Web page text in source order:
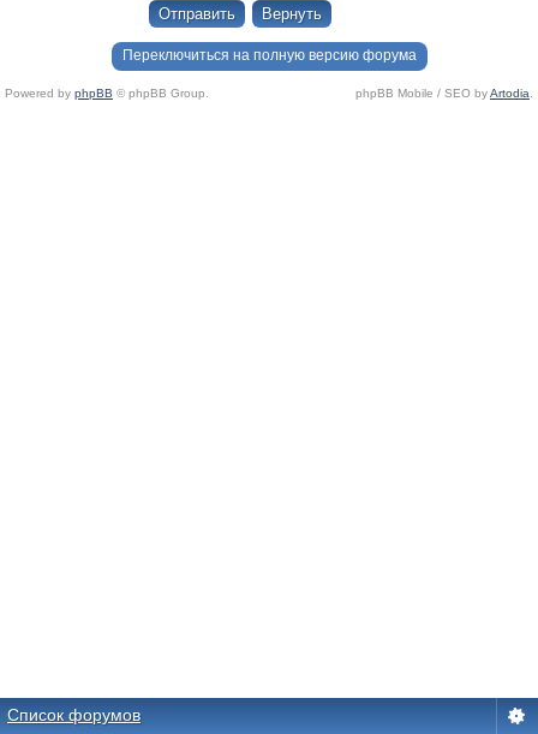
Переключиться на полную версию форума
Powered by phpBB © phpBB Group. phpBB Mobile / SEO byArtodia
Список форумов